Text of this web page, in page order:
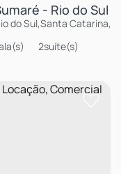
- Rio do Sul
do Sul,Santa Catarina,
2suíte(s)